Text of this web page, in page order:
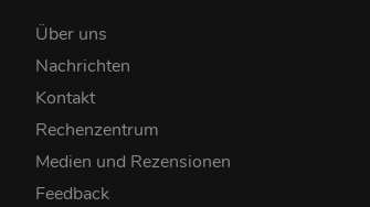
Über uns
Nachrichten
Kontakt
Rechenzentrum
Medien und Rezensionen
Feedback